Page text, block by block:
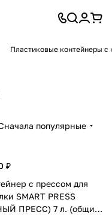
Пластиковые контейнеры
популярные
₽
с прессом для
SMART PRESS
ПРЕСС) 7 л. (общий